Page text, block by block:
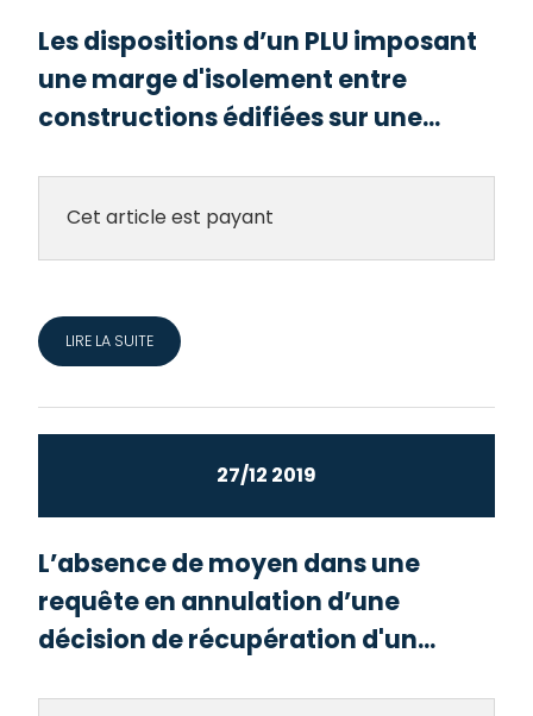
Les dispositions d’un PLU imposant
une marge d'isolement entre
constructions édifiées sur une...
Cet article est payant
LIRE LA SUITE
27/12 2019
L’absence de moyen dans une
requête en annulation d’une
décision de récupération d'un...